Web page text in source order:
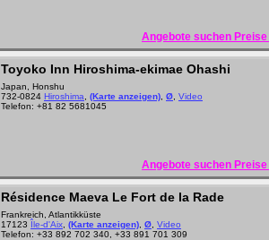
Angebote suchen
Toyoko Inn Hiroshima-ekimae Ohashi
Japan, Honshu
732-0824 Hiroshima (Karte anzeigen) Ø Video
Telefon: +81 82 5681045
Angebote suchen
Résidence Maeva Le Fort de la Rade
Frankreich, Atlantikküste
17123 Île-d'Aix (Karte anzeigen) Ø Video
Telefon: +33 892 702 340, +33 891 701 309